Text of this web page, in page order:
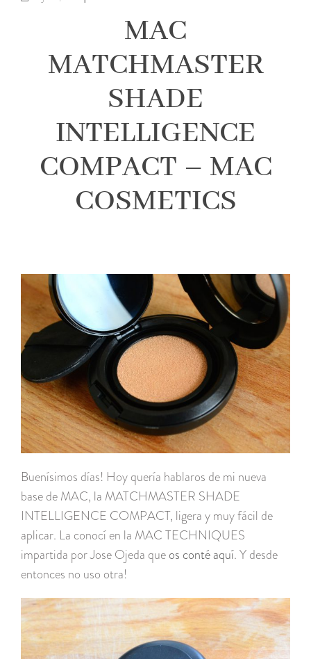
MAC
MATCHMASTER
SHADE
INTELLIGENCE
COMPACT – MAC
COSMETICS
Buenísimos días! Hoy quería hablaros de mi nueva
base de MAC, la MATCHMASTER SHADE
INTELLIGENCE COMPACT, ligera y muy fácil de
aplicar. La conocí en la MAC TECHNIQUES
impartida por Jose Ojeda queos conté aquí. Y desde
entonces no uso otra!